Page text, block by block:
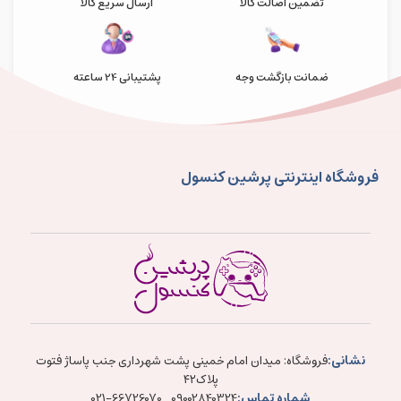
ضمانت بازگشت وجه پشتیبانی 24 ساعته
فروشگاه اینترنتی پرشین کنسول
نشانی:فروشگاه: میدان امام خمینی پشت شهرداری جنب پاساژ فتوت
پلاک۴۲